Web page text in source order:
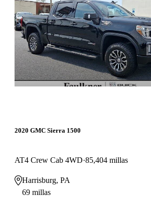
2020 GMC Sierra 1500
AT4 Crew Cab 4WD 85,404 millas
Harrisburg, PA
69 millas